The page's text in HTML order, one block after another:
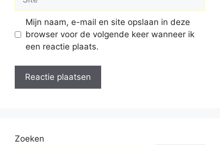
Mijn naam, e-mail en site opslaan in deze
browser voor de volgende keer wanneer ik
een reactie plaats.
Zoeken